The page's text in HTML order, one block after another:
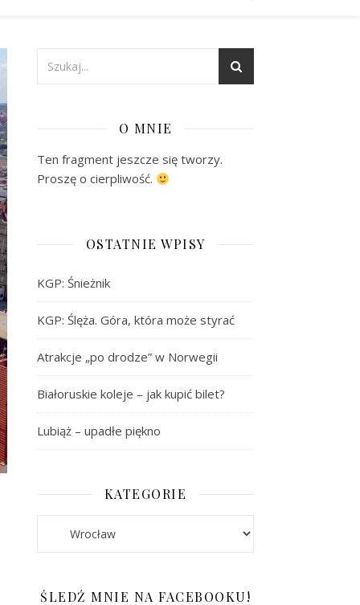
O MNIE
Ten fragment jeszcze się tworzy.
Proszę o cierpliwość.
OSTATNIE WPISY
KGP: Śnieżnik
KGP: Ślęża. Góra, która może styrać
Atrakcje „po drodze” w Norwegii
Białoruskie koleje – jak kupić bilet?
Lubiąż – upadłe piękno
KATEGORIE
ŚLEDŹ MNIE NA FACEBOOKU!